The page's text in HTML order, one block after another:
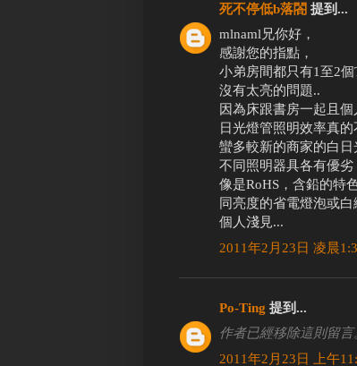
死不停低b落閤 提到...
mlnaml兄你好，
感謝您的指點，
小弟房間都只有1至2個
沒有太亮的問題..
因為床跟書房一起且
日光燈管照明效率真的
蠻多較新的商家的白日
不同照明器具各有優劣
像是RoHS，含鉛的特
同亮度的省電燈泡或
個人淺見...
2011年2月23日 凌晨
Po-Ting 提到...
作者已經移除這則留言
2011年2月23日 上午